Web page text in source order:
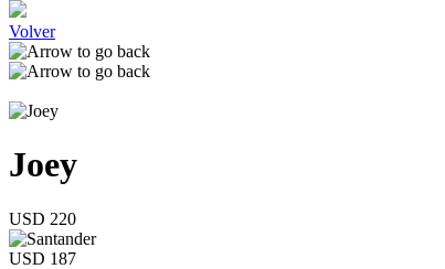
Volver
Joey
USD 220
USD 187